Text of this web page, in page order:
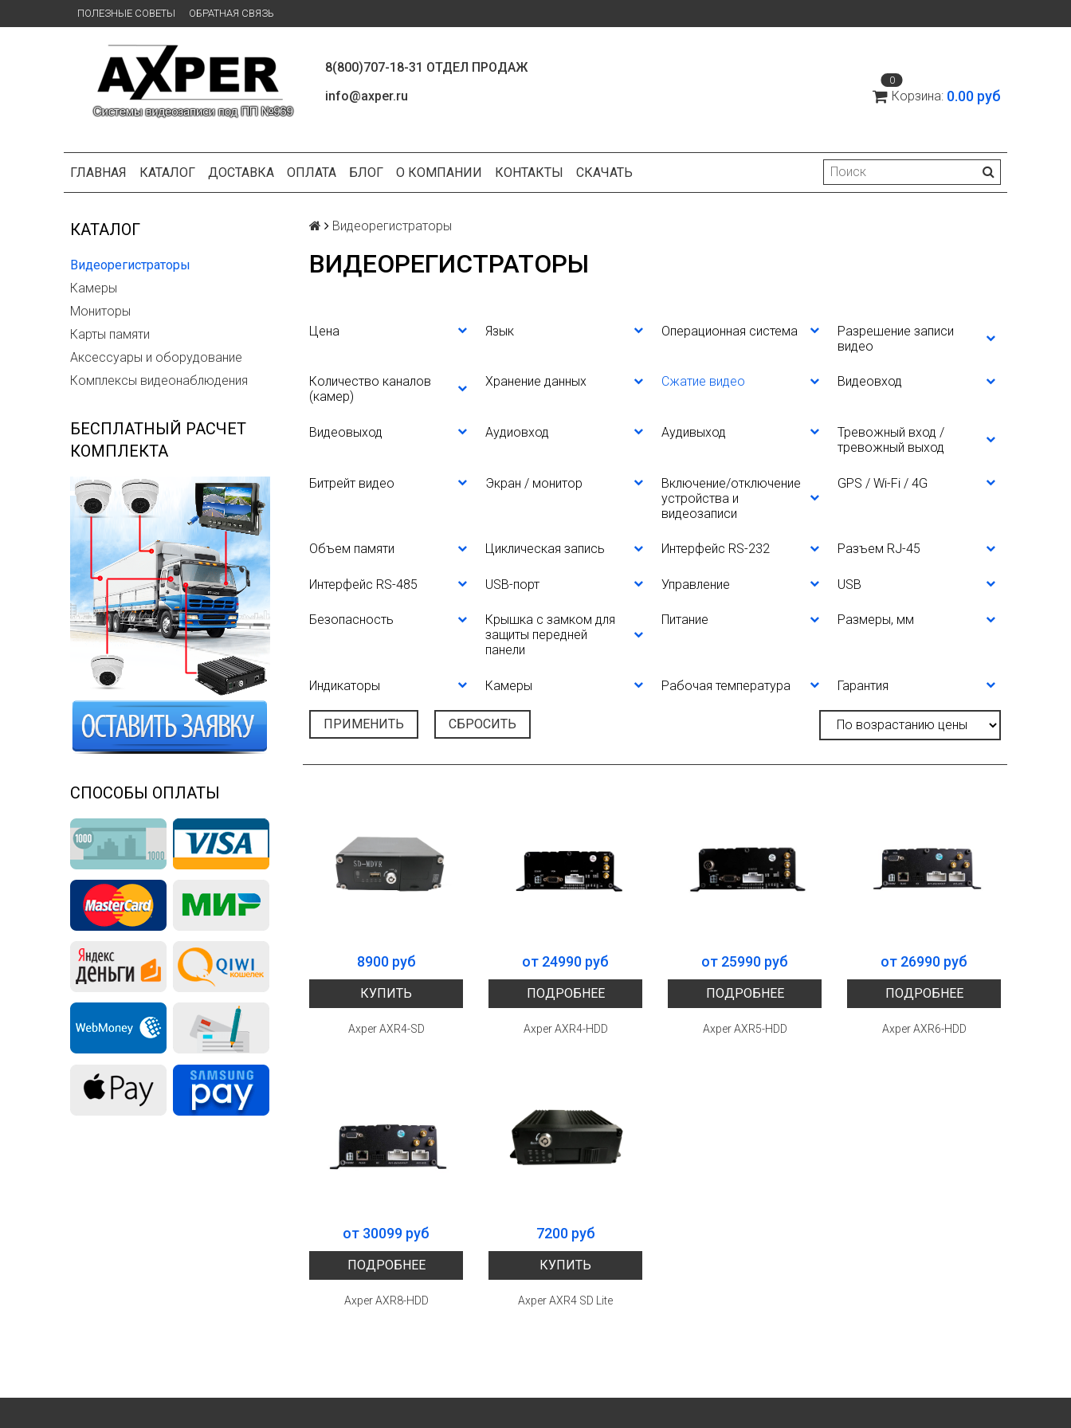
ПОЛЕЗНЫЕ СОВЕТЫ ОБРАТНАЯ СВЯЗЬ
8(800)707-18-31 ОТДЕЛ ПРОДАЖ
info@axper.ru
0
Корзина: 0.00 руб
ГЛАВНАЯ КАТАЛОГ ДОСТАВКА ОПЛАТА БЛОГ О КОМПАНИИ КОНТАКТЫ СКАЧАТЬ
КАТАЛОГ
Видеорегистраторы
Камеры
Мониторы
Карты памяти
Аксессуары и оборудование
Комплексы видеонаблюдения
БЕСПЛАТНЫЙ РАСЧЕТ
КОМПЛЕКТА
СПОСОБЫ ОПЛАТЫ
Видеорегистраторы
ВИДЕОРЕГИСТРАТОРЫ
Цена Язык Операционная система
Разрешение записи
видео
Количество каналов
(камер)
Хранение данных Сжатие видео Видеовход
Видеовыход Аудиовход Аудивыход
Тревожный вход /
тревожный выход
Битрейт видео Экран / монитор
Включение/отключение
устройства и
видеозаписи
GPS / Wi-Fi / 4G
Объем памяти Циклическая запись Интерфейс RS-232 Разъем RJ-45
Интерфейс RS-485 USB-порт Управление USB
Безопасность
Крышка с замком для
защиты передней
панели
Питание Размеры, мм
Индикаторы Камеры Рабочая температура Гарантия
ПРИМЕНИТЬ СБРОСИТЬ
8900 руб
КУПИТЬ
Axper AXR4-SD
от 24990 руб
ПОДРОБНЕЕ
Axper AXR4-HDD
от 25990 руб
ПОДРОБНЕЕ
Axper AXR5-HDD
от 26990 руб
ПОДРОБНЕЕ
Axper AXR6-HDD
от 30099 руб
ПОДРОБНЕЕ
Axper AXR8-HDD
7200 руб
КУПИТЬ
Axper AXR4 SD Lite